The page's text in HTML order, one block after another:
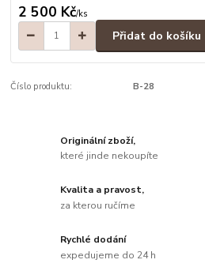
2 500 Kč/ks
Přidat do košíku
Číslo produktu: B-28
Originální zboží,
které jinde nekoupíte
Kvalita a pravost,
za kterou ručíme
Rychlé dodání
expedujeme do 24 h